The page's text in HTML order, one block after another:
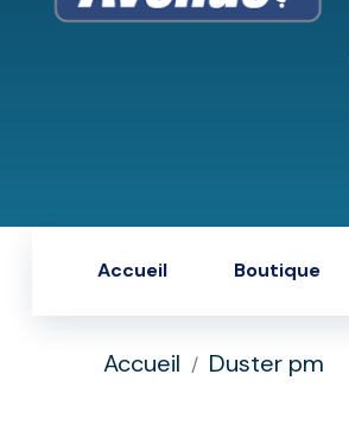
Accueil Boutique
Accueil Duster pm